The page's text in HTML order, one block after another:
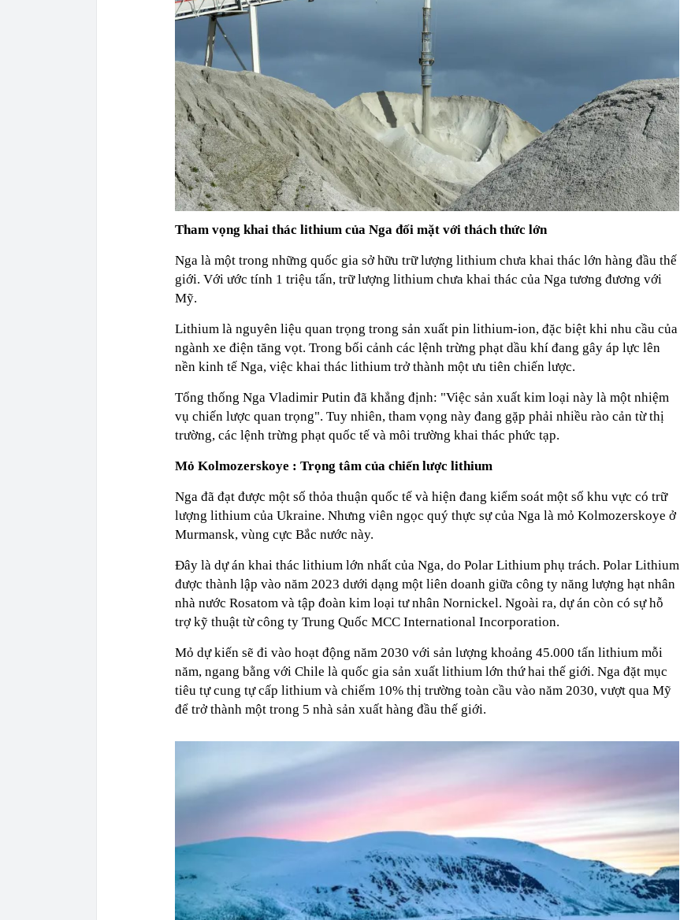
Tham vọng khai thác lithium của Nga đối mặt với thách thức lớn
Nga là một trong những quốc gia sở hữu trữ lượng lithium chưa khai thác lớn hàng đầu thế
giới. Với ước tính 1 triệu tấn, trữ lượng lithium chưa khai thác của Nga tương đương với
Mỹ.
Lithium là nguyên liệu quan trọng trong sản xuất pin lithium-ion, đặc biệt khi nhu cầu của
ngành xe điện tăng vọt. Trong bối cảnh các lệnh trừng phạt dầu khí đang gây áp lực lên
nền kinh tế Nga, việc khai thác lithium trở thành một ưu tiên chiến lược.
Tổng thống Nga Vladimir Putin đã khẳng định: "Việc sản xuất kim loại này là một nhiệm
vụ chiến lược quan trọng". Tuy nhiên, tham vọng này đang gặp phải nhiều rào cản từ thị
trường, các lệnh trừng phạt quốc tế và môi trường khai thác phức tạp.
Mỏ Kolmozerskoye : Trọng tâm của chiến lược lithium
Nga đã đạt được một số thỏa thuận quốc tế và hiện đang kiểm soát một số khu vực có trữ
lượng lithium của Ukraine. Nhưng viên ngọc quý thực sự của Nga là mỏ Kolmozerskoye ở
Murmansk, vùng cực Bắc nước này.
Đây là dự án khai thác lithium lớn nhất của Nga, do Polar Lithium phụ trách. Polar Lithium
được thành lập vào năm 2023 dưới dạng một liên doanh giữa công ty năng lượng hạt nhân
nhà nước Rosatom và tập đoàn kim loại tư nhân Nornickel. Ngoài ra, dự án còn có sự hỗ
trợ kỹ thuật từ công ty Trung Quốc MCC International Incorporation.
Mỏ dự kiến sẽ đi vào hoạt động năm 2030 với sản lượng khoảng 45.000 tấn lithium mỗi
năm, ngang bằng với Chile là quốc gia sản xuất lithium lớn thứ hai thế giới. Nga đặt mục
tiêu tự cung tự cấp lithium và chiếm 10% thị trường toàn cầu vào năm 2030, vượt qua Mỹ
để trở thành một trong 5 nhà sản xuất hàng đầu thế giới.